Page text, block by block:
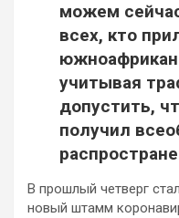
можем
всех, кто
учитывая
допустить,
получил
В прошлый четверг
новый штамм